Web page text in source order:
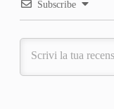
Subscribe